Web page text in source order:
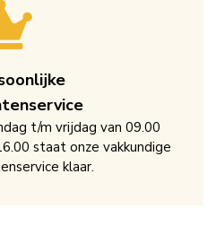
t/m vrijdag van 09.00
staat onze vakkundige
klaar.